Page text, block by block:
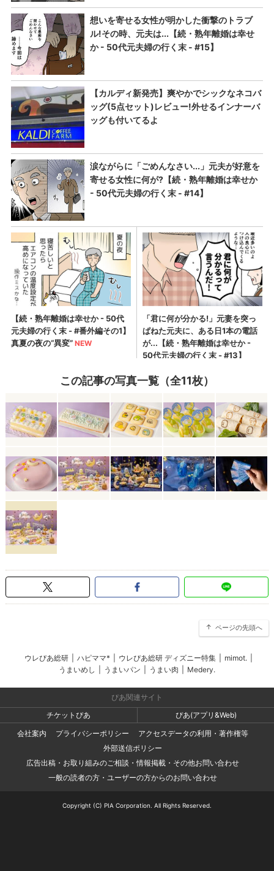
この記事の写真一覧（全11枚）
ページの先頭へ
ウレぴあ総研 ハピママ* ウレぴあ総研 ディズニー特集 mimot.
うまいめし
うまいパン うまい肉 Medery.
ぴあ関連サイト
チケットぴあ
ぴあ(アプリ&Web)
会社案内
プライバシーポリシー
アクセスデータの利用・著作権等
外部送信ポリシー
広告出稿・お取り組みのご相談・情報掲載・その他お問い合わせ
一般の読者の方・ユーザーの方からのお問い合わせ
Copyright (C) PIA Corporation. All Rights Reserved.